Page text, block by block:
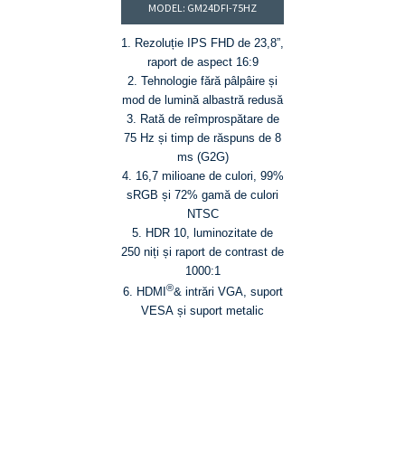
MODEL: GM24DFI-75HZ
1. Rezoluție IPS FHD de 23,8”,
raport de aspect 16:9
2. Tehnologie fără pâlpâire și
mod de lumină albastră redusă
3. Rată de reîmprospătare de
75 Hz și timp de răspuns de 8
ms (G2G)
4. 16,7 milioane de culori, 99%
sRGB și 72% gamă de culori
NTSC
5. HDR 10, luminozitate de
250 niți și raport de contrast de
1000:1
6. HDMI ®& intrări VGA, suport
VESA și suport metalic